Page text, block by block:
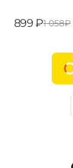
‍899‍ ₽‍1 058‍₽